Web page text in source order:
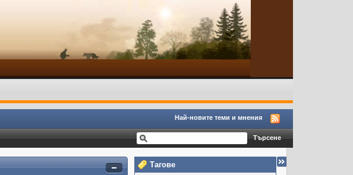
Най-новите теми и мнения
Тагове